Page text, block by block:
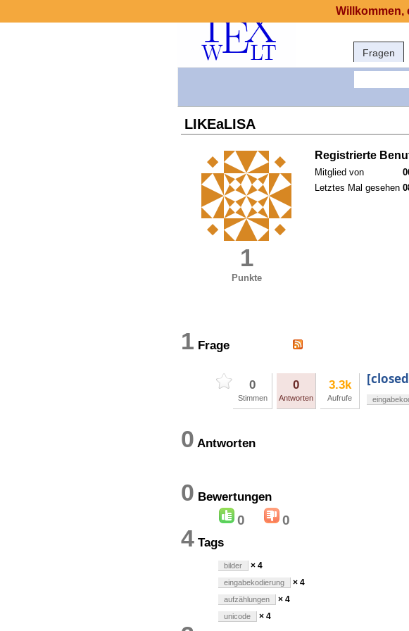
Fragen
LIKEaLISA
1
Punkte
Registrierte
Mitglied von
Letztes Mal gesehen
1 Frage
0
Stimmen
0
Antworten
3.3k
Aufrufe
0 Antworten
0 Bewertungen
0 0
4 Tags
bilder × 4
eingabekodierung × 4
aufzählungen × 4
unicode × 4
Willkommen,